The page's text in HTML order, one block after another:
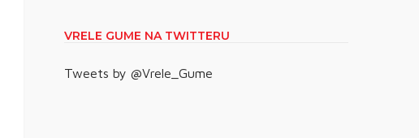
VRELE GUME NA TWITTERU
Tweets by @Vrele_Gume